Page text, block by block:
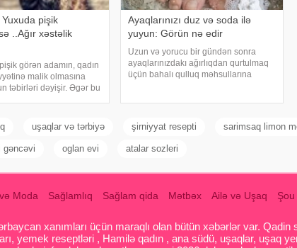
pişik
..Ağır xəstəlik
görən adamın, qadın
malik olmasına
təbirləri dəyişir. Əgər bu
olduğu, ətrafındak
Ayaqlarınızı duz və soda ilə
yuyun: Görün nə edir
Uzun və yorucu bir gündən sonra
ayaqlarınızdakı ağırlıqdan qurtulmaq
üçün bahalı qulluq məhsullarına
uşaqlar və tərbiyə şirniyyat resepti sarimsaq limon
gəncəvi oglan evi atalar sozleri
Moda Sağlamlıq Sağlam qida Mətbəx Ailə və Uşaq
xanımları üçün maraqlı olan bütün xəbərlər var.
yemek reseptləri , Hamilə qadın , ana südü, uşaqlar, uşaq